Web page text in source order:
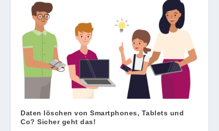
Daten löschen von Smartphones, Tablets und
Co? Sicher geht das!